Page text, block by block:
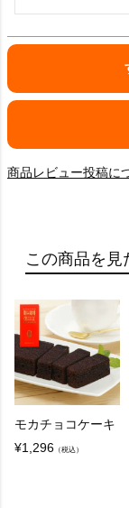
商品レビュー投稿に
この商品を見
モカチョコケーキ
¥1,296 （税込）